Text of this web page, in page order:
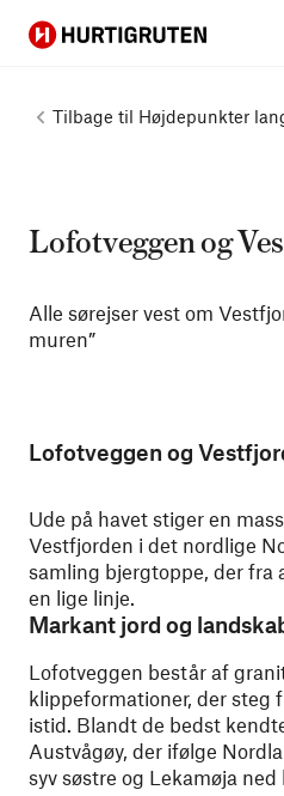
Hurtigruten
Tilbage til Højdepunkter
Lofotveggen og
Alle sørejser vest om
muren”
Lofotveggen og
Ude på havet stiger en
Vestfjorden i det nordlige
samling bjergtoppe, der fra
en lige linje.
Markant jord og
Lofotveggen består af
klippeformationer, der steg
istid. Blandt de bedst
Austvågøy, der ifølge
syv søstre og Lekamøja ned